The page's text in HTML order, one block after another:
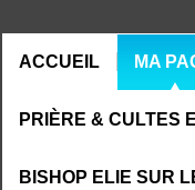
ACCUEIL MA
PRIÈRE & CULTES
BISHOP ELIE SUR